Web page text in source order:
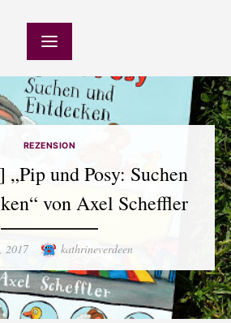
REZENSION
„Pip und Posy: Suchen
von Axel Scheffler
2017 Author
kathrineverdeen